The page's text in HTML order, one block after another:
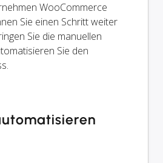
WooCommerce
Sie einen Schritt weiter
Sie die manuellen
Sie den